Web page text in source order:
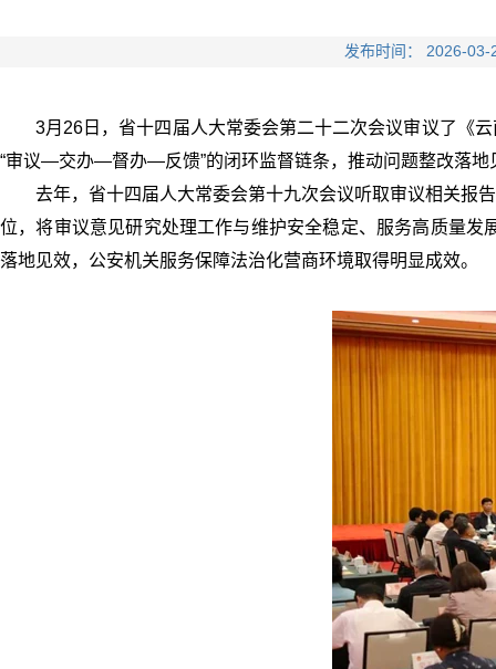
发布时间： 2026-
3月26日，省十四届人大常委会第二十二次会议审议了《
“审议—交办—督办—反馈”的闭环监督链条，推动问题整改落地
去年，省十四届人大常委会第十九次会议听取审议相关报
位，将审议意见研究处理工作与维护安全稳定、服务高质量
落地见效，公安机关服务保障法治化营商环境取得明显成效。